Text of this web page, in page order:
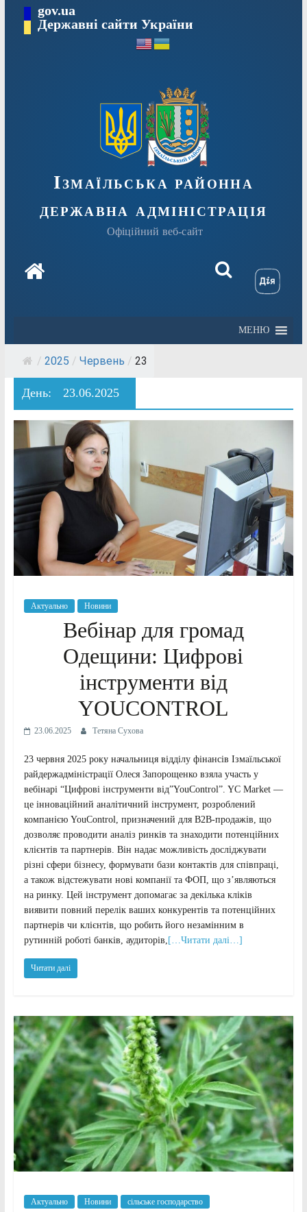
вмісту
gov.ua
Державні сайти України
Ізмаїльська районна
державна адміністрація
Офіційний веб-сайт
МЕНЮ
/ 2025 / Червень / 23
День: 23.06.2025
Актуально Новини
Вебінар для громад
Одещини: Цифрові
інструменти від
YOUCONTROL
23.06.2025 Тетяна Сухова
23 червня 2025 року начальниця відділу фінансів Ізмаїльської
райдержадміністрації Олеся Запорощенко взяла участь у
вебінарі “Цифрові інструменти від”YouControl”. YC Market —
це інноваційний аналітичний інструмент, розроблений
компанією YouControl, призначений для B2B-продажів, що
дозволяє проводити аналіз ринків та знаходити потенційних
клієнтів та партнерів. Він надає можливість досліджувати
різні сфери бізнесу, формувати бази контактів для співпраці,
а також відстежувати нові компанії та ФОП, що з’являються
на ринку. Цей інструмент допомагає за декілька кліків
виявити повний перелік ваших конкурентів та потенційних
партнерів чи клієнтів, що робить його незамінним в
рутинній роботі банків, аудиторів, […Читати далі…]
Читати далі
Актуально Новини сільське господарство